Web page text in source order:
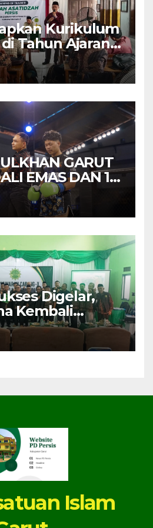
Kurikulum
Tahun Ajaran
Pendidikan PD
Tuntaskan
2026
GARUT
EMAS DAN 1
PADA TEMU
2 “BATTLE OF
Digelar,
Kembali
PC PERSIS
Masa Jihad
Islam